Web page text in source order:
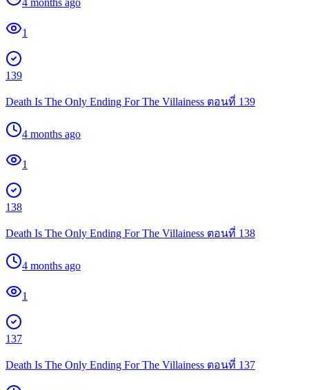
1
139
Death Is The Only Ending For The Villainess ตอนที่ 139
4 months ago
1
138
Death Is The Only Ending For The Villainess ตอนที่ 138
4 months ago
1
137
Death Is The Only Ending For The Villainess ตอนที่ 137